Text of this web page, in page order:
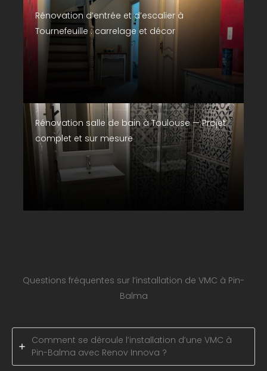
Rénovation d’entrée et d’escalier à
Tournefeuille : carrelage et décor
Rénovation salle de bain à Toulouse — Projet
complet et sur mesure
Questions fréquentes sur l’installation de VMC à Pin-
Balma
Comment se déroule l’installation d’une VMC à
Pin-Balma avec Renov Innova ?